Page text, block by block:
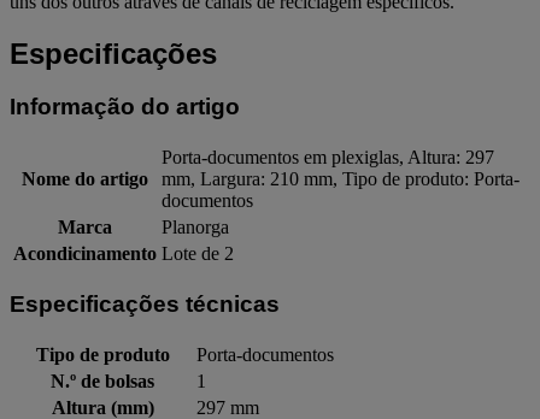
Especificações
Informação do artigo
Nome do artigo
Porta-documentos em plexiglas, Altura: 297
mm, Largura: 210 mm, Tipo de produto: Porta-
documentos
Marca
Planorga
Acondicinamento Lote de 2
Especificações técnicas
Tipo de produto
Porta-documentos
N.º de bolsas
1
Altura (mm)
297 mm